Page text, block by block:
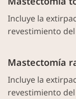
Incluye la
revestimiento
Mastectomía
Incluye la
revestimiento